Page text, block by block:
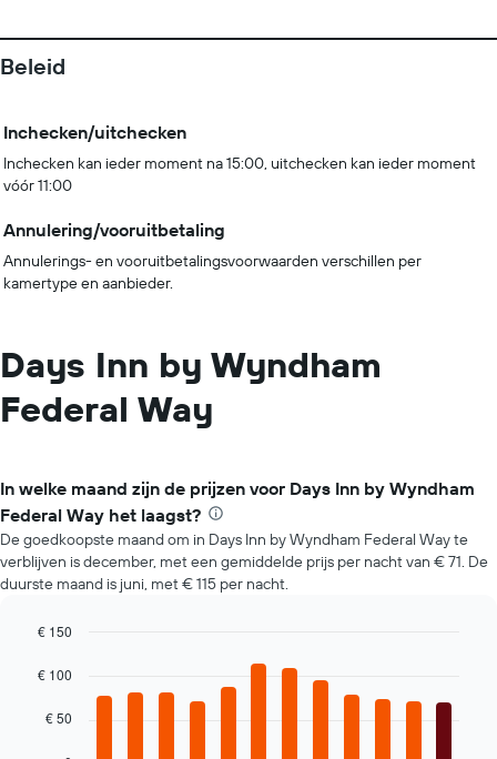
Beleid
Inchecken/uitchecken
Inchecken kan ieder moment na 15:00, uitchecken kan ieder moment
vóór 11:00
Annulering/vooruitbetaling
Annulerings- en vooruitbetalingsvoorwaarden verschillen per
kamertype en aanbieder.
Days Inn by Wyndham
Federal Way
In welke maand zijn de prijzen voor Days Inn by Wyndham
Federal Way het laagst?
De goedkoopste maand om in Days Inn by Wyndham Federal Way te
verblijven is december, met een gemiddelde prijs per nacht van € 71. De
duurste maand is juni, met € 115 per nacht.
chart
bars.
graphic.
€ 50
€ 100
€ 150